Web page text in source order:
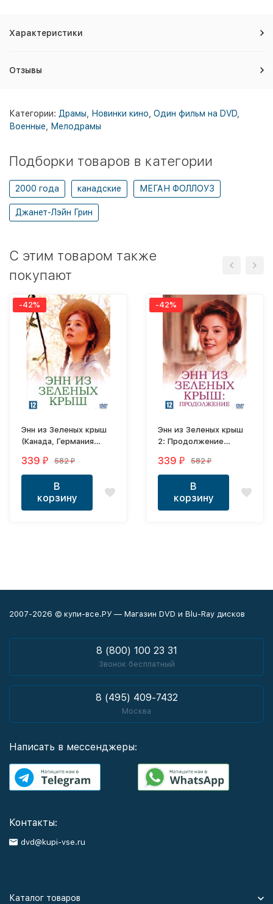
Характеристики
Отзывы
Категории: Драмы Новинки кино Один фильм на DVD
Военные
Мелодрамы
Подборки товаров в категории
2000 года канадские МЕГАН ФОЛЛОУЗ
Джанет-Лэйн Грин
C этим товаром также
покупают
-42%
Энн из Зеленых крыш
(Канада, Германия
перевод закадровый
339 ₽ 582₽
В
корзину
-42%
Энн из Зеленых крыш
2: Продолжение
Великобритания, 1987)
перевод закадровый
339 ₽ 582₽
В
корзину
2007-2026 © купи-все.РУ — Магазин DVD и Blu-Ray дисков
8 (800) 100 23 31
Звонок бесплатный
8 (495) 409-7432
Москва
Написать в мессенджеры:
Контакты:
dvd@kupi-vse.ru
Каталог товаров